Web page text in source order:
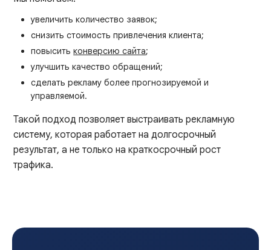
увеличить количество заявок;
снизить стоимость привлечения клиента;
повыситьконверсию сайта;
улучшить качество обращений;
сделать рекламу более прогнозируемой и
управляемой.
Такой подход позволяет выстраивать рекламную
систему, которая работает на долгосрочный
результат, а не только на краткосрочный рост
трафика.